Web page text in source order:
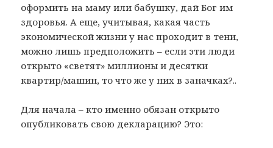
оформить на маму или бабушку, дай Бог им
здоровья. А еще, учитывая, какая часть
экономической жизни у нас проходит в тени,
можно лишь предположить – если эти люди
открыто «светят» миллионы и десятки
квартир/машин, то что же у них в заначках?..
Для начала – кто именно обязан открыто
опубликовать свою декларацию? Это: